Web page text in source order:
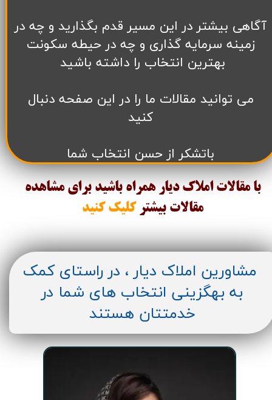
آگاهی بیشتر در این مسیر قدم بگذارید و چه در
زمینه سرمایه گذاری و چه در حیطه سکونت
بهترین انتخاب را داشته باشید
می توانید مقالات ما را در این صفحه دنبال
کنید
باتشکر از حسن انتخاب شما
با مقالات املاک دیار همراه باشید برای مشاهده
مقالات بیشتر کلیک کنید
مشاورین املاک دیار ، در راستای کمک
به بهگزینی انتخاب های شما در
خدمتتان هستند